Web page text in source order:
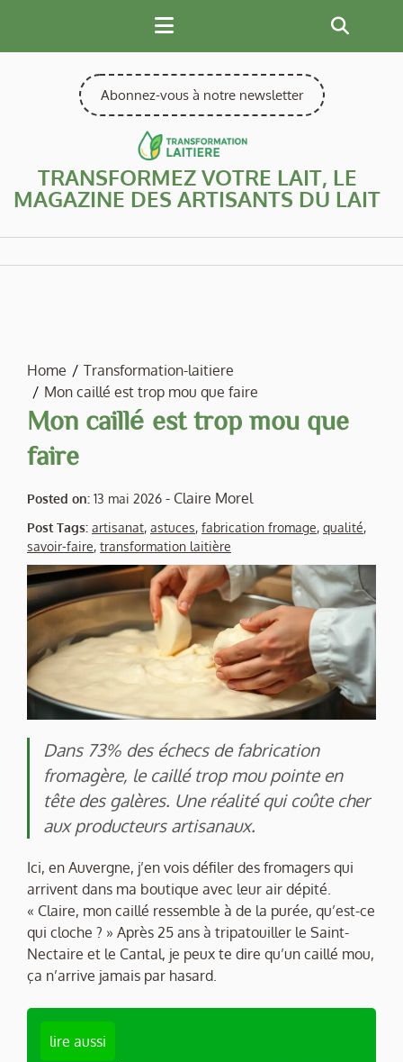
content
Abonnez-vous à notre newsletter
TRANSFORMEZ VOTRE LAIT, LE
MAGAZINE DES ARTISANTS DU LAIT
Home
Transformation-laitiere
Mon caillé est trop mou que faire
Mon caillé est trop mou que
faire
Posted on: 13 mai 2026 - Claire Morel
Post Tags: artisanat, astuces, fabrication fromage, qualité,
savoir-faire, transformation laitière
Dans 73% des échecs de fabrication
fromagère, le caillé trop mou pointe en
tête des galères. Une réalité qui coûte cher
aux producteurs artisanaux.
Ici, en Auvergne, j’en vois défiler des fromagers qui
arrivent dans ma boutique avec leur air dépité.
« Claire, mon caillé ressemble à de la purée, qu’est-ce
qui cloche ? » Après 25 ans à tripatouiller le Saint-
Nectaire et le Cantal, je peux te dire qu’un caillé mou,
ça n’arrive jamais par hasard.
lire aussi